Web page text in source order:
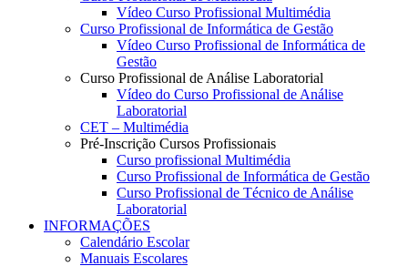
Vídeo Curso Profissional Multimédia
Curso Profissional de Informática de Gestão
Vídeo Curso Profissional de Informática de
Gestão
Curso Profissional de Análise Laboratorial
Vídeo do Curso Profissional de Análise
Laboratorial
CET – Multimédia
Pré-Inscrição Cursos Profissionais
Curso profissional Multimédia
Curso Profissional de Informática de Gestão
Curso Profissional de Técnico de Análise
Laboratorial
INFORMAÇÕES
Calendário Escolar
Manuais Escolares